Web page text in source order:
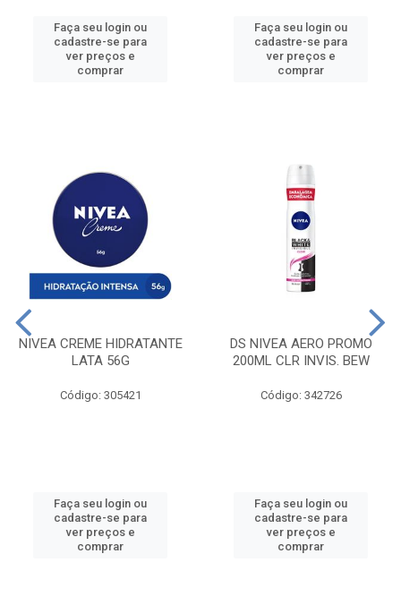
Faça seu login ou
cadastre-se para
ver preços e
comprar
Faça seu login ou
cadastre-se para
ver preços e
comprar
NIVEA CREME HIDRATANTE
LATA 56G
Código: 305421
Faça seu login ou
cadastre-se para
ver preços e
comprar
DS NIVEA AERO PROMO
200ML CLR INVIS. BEW
Código: 342726
Faça seu login ou
cadastre-se para
ver preços e
comprar